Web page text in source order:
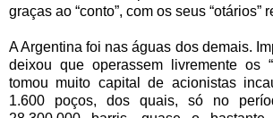
graças ao “conto”, com os seus “otários”
A Argentina foi nas águas dos demais.
deixou que operassem livremente os
tomou muito capital de acionistas
1.600 poços, dos quais, só no